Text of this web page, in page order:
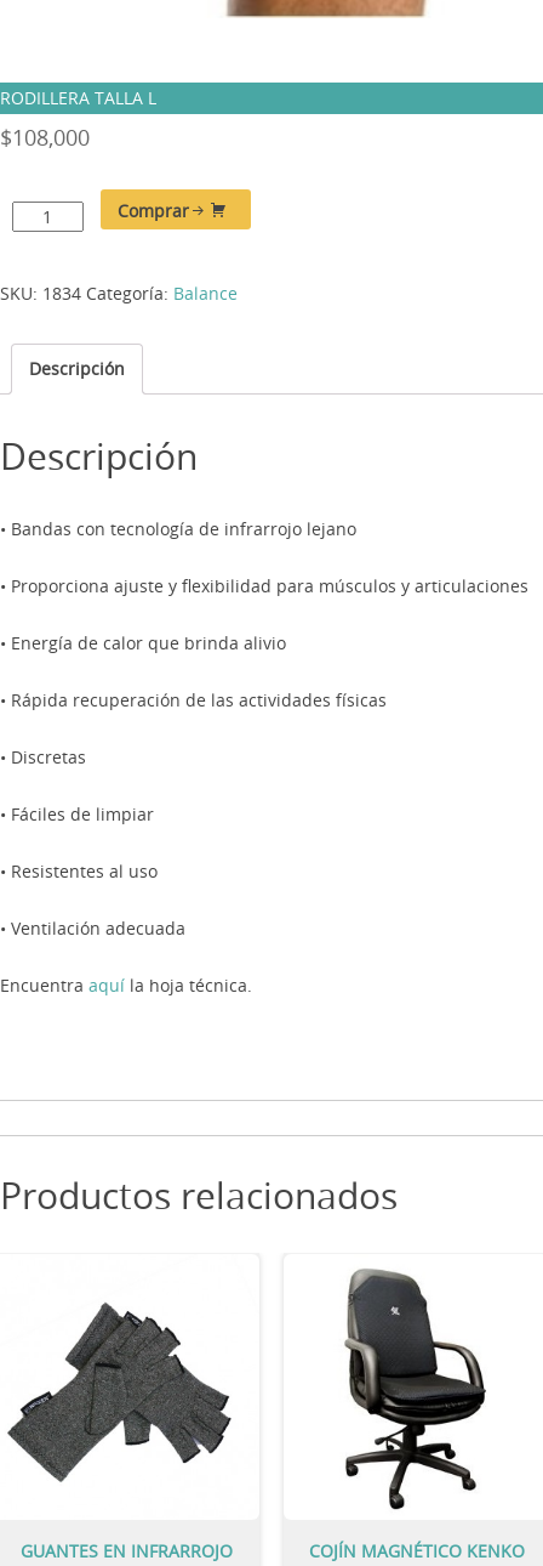
RODILLERA TALLA L
$108,000
Comprar
SKU: 1834 Categoría: Balance
Descripción
Descripción
• Bandas con tecnología de infrarrojo lejano
• Proporciona ajuste y flexibilidad para músculos y articulaciones
• Energía de calor que brinda alivio
• Rápida recuperación de las actividades físicas
• Discretas
• Fáciles de limpiar
• Resistentes al uso
• Ventilación adecuada
Encuentra aquí la hoja técnica.
Productos relacionados
GUANTES EN INFRARROJO
COJÍN MAGNÉTICO KENKO